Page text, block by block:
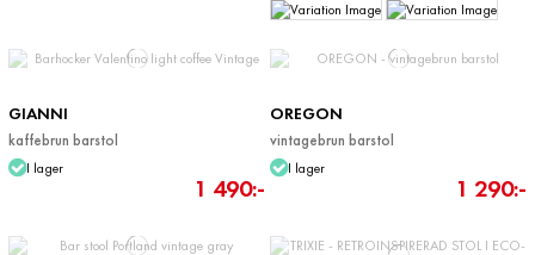
GIANNI
kaffebrun barstol
I lager
1 490:-
OREGON
vintagebrun barstol
I lager
1 290:-